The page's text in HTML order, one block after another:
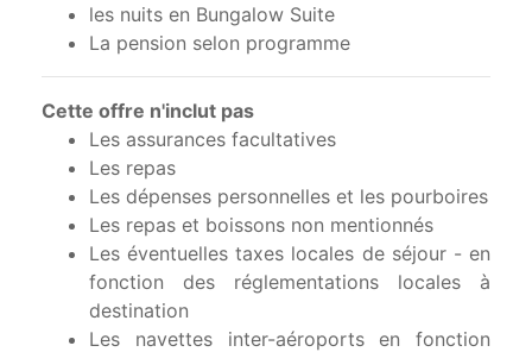
les nuits en Bungalow Suite
La pension selon programme
Cette offre n'inclut pas
Les assurances facultatives
Les repas
Les dépenses personnelles et les pourboires
Les repas et boissons non mentionnés
Les éventuelles taxes locales de séjour - en
fonction des réglementations locales à
destination
Les navettes inter-aéroports en fonction